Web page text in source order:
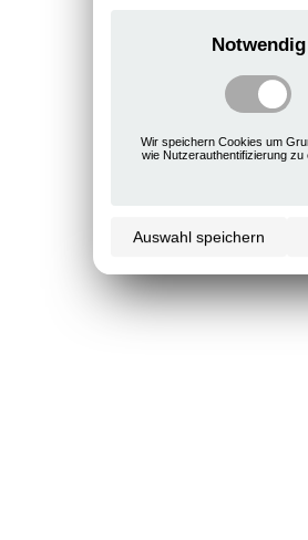
Notwendig
Wir speichern Cookies um
wie Nutzerauthentifizierung zu
Auswahl speichern